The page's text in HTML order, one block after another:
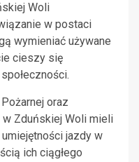
Woli
w postaci
wymieniać używane
cieszy się
oraz
w Zduńskiej Woli mieli
jazdy w
ich ciągłego